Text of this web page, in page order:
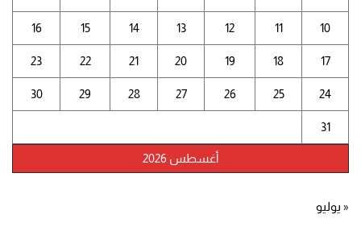
أغسطس 2026
10
11
12
13
14
15
16
17
18
19
20
21
22
23
24
25
26
27
28
29
30
31
« يوليو